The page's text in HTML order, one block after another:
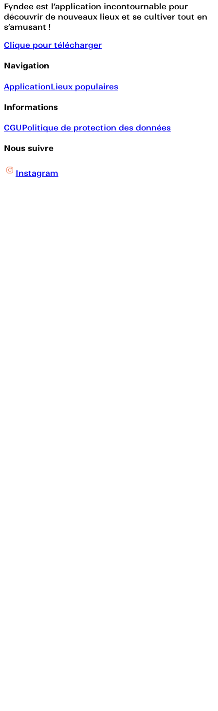
Fyndee est l’application incontournable pour
découvrir de nouveaux lieux et se cultiver tout en
s’amusant !
Clique pour télécharger
Navigation
ApplicationLieux populaires
Informations
CGUPolitique de protection des données
Nous suivre
Instagram